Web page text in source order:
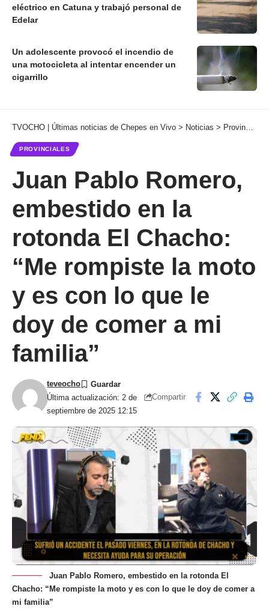
eléctrico en Catuna y trabajó personal de
Edelar
Un adolescente provocó el incendio de
una motocicleta al intentar encender un
cigarrillo
TVOCHO | Últimas noticias de Chepes en Vivo > Noticias > Provinciales
PROVINCIALES
Juan Pablo Romero,
embestido en la
rotonda El Chacho:
“Me rompiste la moto
y es con lo que le
doy de comer a mi
familia”
Última actualización: 2 de
septiembre de 2025 12:15
teveocho
Compartir
Juan Pablo Romero, embestido en la rotonda El
Chacho: “Me rompiste la moto y es con lo que le doy de comer a
mi familia”